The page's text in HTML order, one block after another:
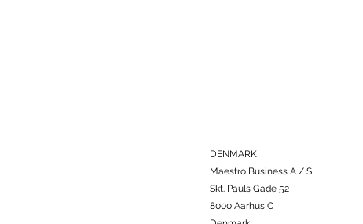
DENMARK
Maestro Business A / S
Skt. Pauls Gade 52
8000 Aarhus C